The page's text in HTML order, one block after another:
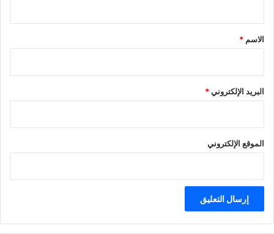
*
الاسم *
البريد الإلكتروني*
الموقع الإلكتروني